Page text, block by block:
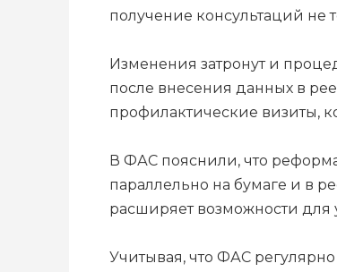
получение консультаций не
Изменения затронут и
после внесения данных в
профилактические визиты,
В ФАС пояснили, что
параллельно на бумаге и в
расширяет возможности для
Учитывая, что ФАС